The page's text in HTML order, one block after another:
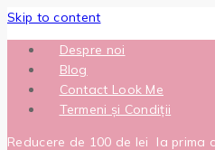
Skip to content
Despre noi
Blog
Contact Look Me
Termeni și Condiții
Reducere de 100 de lei la prima